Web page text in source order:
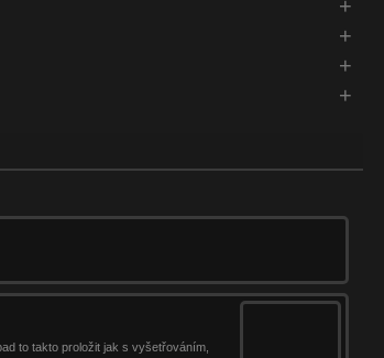
to takto proložit jak s vyšetřováním,